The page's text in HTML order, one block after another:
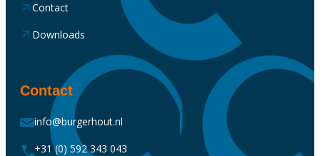
Contact
Downloads
Contact
info@burgerhout.nl
+31 (0) 592 343 043